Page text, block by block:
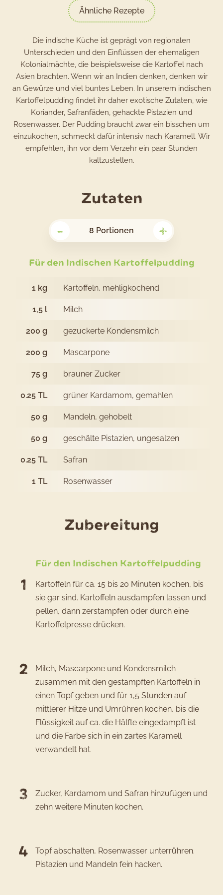
Ähnliche Rezepte
Die indische Küche ist geprägt von regionalen
Unterschieden und den Einflüssen der ehemaligen
Kolonialmächte, die beispielsweise die Kartoffel nach
Asien brachten. Wenn wir an Indien denken, denken wir
an Gewürze und viel buntes Leben. In unserem indischen
Kartoffelpudding findet ihr daher exotische Zutaten, wie
Koriander, Safranfäden, gehackte Pistazien und
Rosenwasser. Der Pudding braucht zwar ein bisschen um
einzukochen, schmeckt dafür intensiv nach Karamell. Wir
empfehlen, ihn vor dem Verzehr ein paar Stunden
kaltzustellen.
Zutatenfür
Rezept
Indischer
- 8 Portionen +
Für den Indischen Kartoffelpudding
1 kg Kartoffeln, mehligkochend
1,5 l Milch
200 g gezuckerte Kondensmilch
200 g Mascarpone
75 g brauner Zucker
0.25 TL grüner Kardamom, gemahlen
50 g Mandeln, gehobelt
50 g geschälte Pistazien, ungesalzen
0.25 TL Safran
1 TL Rosenwasser
Zubereitung
Für den Indischen Kartoffelpudding
Kartoffeln für ca. 15 bis 20 Minuten kochen, bis
sie gar sind. Kartoffeln ausdampfen lassen und
pellen, dann zerstampfen oder durch eine
Kartoffelpresse drücken.
Milch, Mascarpone und Kondensmilch
zusammen mit den gestampften Kartoffeln in
einen Topf geben und für 1,5 Stunden auf
mittlerer Hitze und Umrühren kochen, bis die
Flüssigkeit auf ca. die Hälfte eingedampft ist
und die Farbe sich in ein zartes Karamell
verwandelt hat.
Zucker, Kardamom und Safran hinzufügen und
zehn weitere Minuten kochen.
Topf abschalten, Rosenwasser unterrühren.
Pistazien und Mandeln fein hacken.